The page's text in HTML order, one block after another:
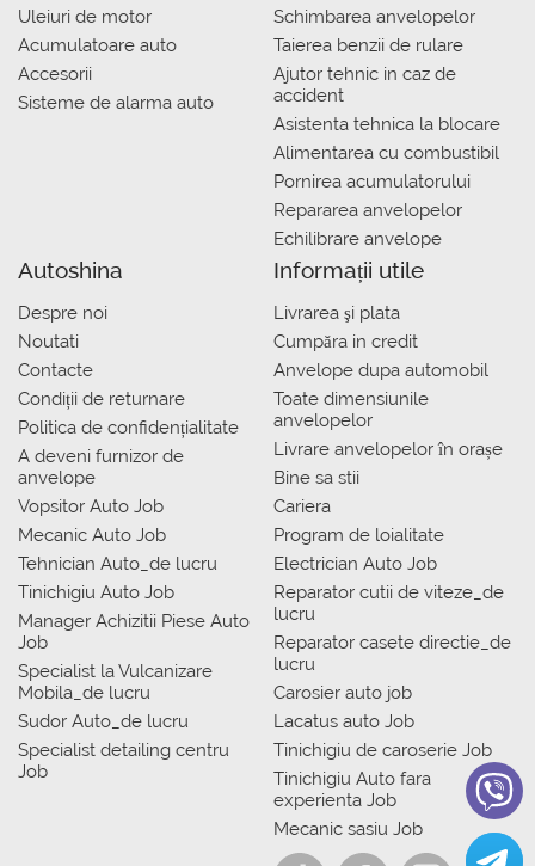
Uleiuri de motor
Acumulatoare auto
Accesorii
Sisteme de alarma auto
Schimbarea anvelopelor
Taierea benzii de rulare
Ajutor tehnic in caz de
accident
Asistenta tehnica la blocare
Alimentarea cu combustibil
Pornirea acumulatorului
Repararea anvelopelor
Echilibrare anvelope
Autoshina
Despre noi
Noutati
Contacte
Condiții de returnare
Politica de confidențialitate
A deveni furnizor de
anvelope
Vopsitor Auto Job
Mecanic Auto Job
Tehnician Auto_de lucru
Tinichigiu Auto Job
Manager Achizitii Piese Auto
Job
Specialist la Vulcanizare
Mobila_de lucru
Sudor Auto_de lucru
Specialist detailing centru
Job
Informații utile
Livrarea şi plata
Сumpăra in credit
Anvelope dupa automobil
Toate dimensiunile
anvelopelor
Livrare anvelopelor în orașe
Bine sa stii
Cariera
Program de loialitate
Electrician Auto Job
Reparator cutii de viteze_de
lucru
Reparator casete directie_de
lucru
Carosier auto job
Lacatus auto Job
Tinichigiu de caroserie Job
Tinichigiu Auto fara
experienta Job
Mecanic sasiu Job